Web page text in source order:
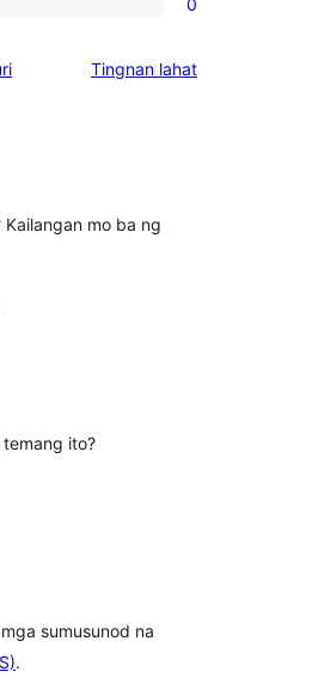
Tingnan lahatng
mo ba ng
ito?
sumusunod na
.